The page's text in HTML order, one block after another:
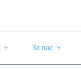
За нас